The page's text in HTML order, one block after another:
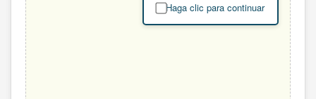
Haga clic para continuar